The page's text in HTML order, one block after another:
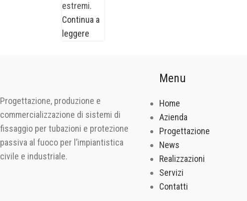
estremi.
Continua a
leggere
Progettazione, produzione e
commercializzazione di sistemi di
fissaggio per tubazioni e protezione
passiva al fuoco per l’impiantistica
civile e industriale.
Menu
Home
Azienda
Progettazione
News
Realizzazioni
Servizi
Contatti